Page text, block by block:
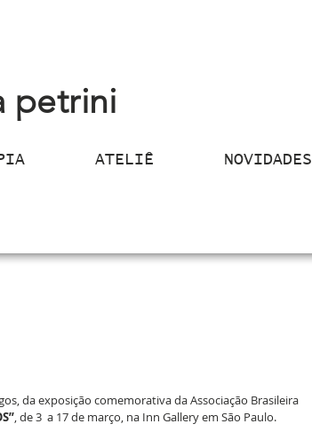
petrini
ATELIÊ NOVIDADES
da exposição comemorativa da Associação Brasileira
, de 3  a 17 de março, na Inn Gallery em São Paulo.